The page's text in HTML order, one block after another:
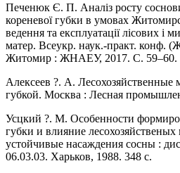
Печенюк Є. П. Аналіз росту
кореневої губки в умовах
ведення та експлуатації лісових і
матер. Всеукр. наук.-практ. конф.
Житомир : ЖНАЕУ, 2017. С. 59–60.
Алексеев ?. А. Лесохозяйственные
губкой. Москва : Лесная
Усцкий ?. М. Особенности
губки и влияние
устойчивые насаждения сосны :
06.03.03. Харьков, 1988. 348 с.